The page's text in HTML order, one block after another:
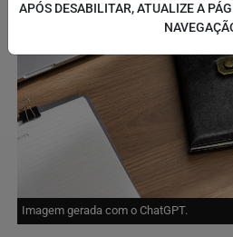
Imagem gerada com o ChatGPT.
APÓS DESABILITAR, ATUALIZE A